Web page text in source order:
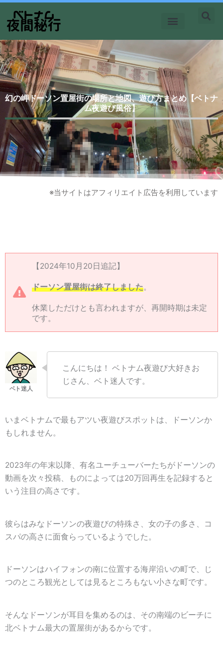
内
容
ス
キ
ッ
プ
幻の岬ドーソン置屋街の場所と地図、遊び方まとめ【ベトナ
ム夜遊び風俗】
※当サイトはアフィリエイト広告を利用しています
【2024年10月20日追記】
ドーソン置屋街は終了しました。
休業しただけとも言われますが、再開時期は未定
です。
こんにちは！ ベトナム夜遊び大好きお
じさん、ベト迷人です。
いまベトナムで最もアツい夜遊びスポットは、ドーソンか
もしれません。
2023年の年末以降、有名ユーチューバーたちがドーソンの
動画を次々投稿、ものによっては20万回再生を記録すると
いう注目の高さです。
彼らはみなドーソンの夜遊びの特殊さ、女の子の多さ、コ
スパの高さに面食らっているようでした。
ドーソンはハイフォンの南に位置する海岸沿いの町で、じ
つのところ観光としては見るところもない小さな町です。
そんなドーソンが耳目を集めるのは、その南端のビーチに
北ベトナム最大の置屋街があるからです。